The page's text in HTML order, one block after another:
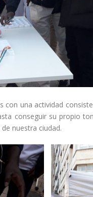
una actividad
conseguir su propio
nuestra ciudad.